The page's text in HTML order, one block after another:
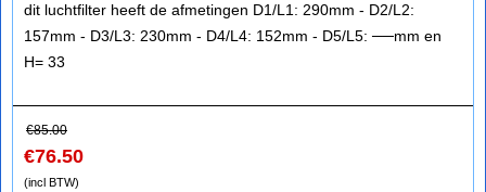
dit luchtfilter heeft de afmetingen D1/L1: 290mm - D2/L2:
157mm - D3/L3: 230mm - D4/L4: 152mm - D5/L5: ──mm en
H= 33
€85.00
€76.50
(incl BTW)